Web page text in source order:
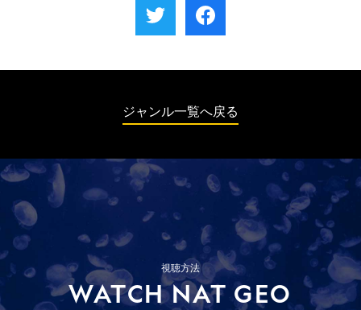
適応するため編み出された数々の戦略にあった。凍える海を生き
抜くため体内に不凍物質を持つ種や、陸地を歩いて食料を求める
ジャンル一覧へ戻る
視聴方法
WATCH NAT GEO